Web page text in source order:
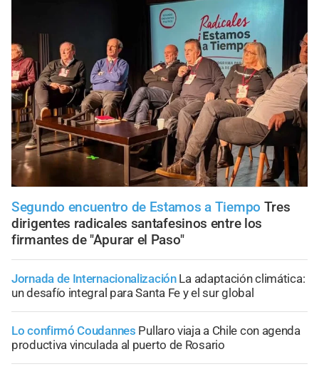
Segundo encuentro de Estamos a Tiempo Tres
dirigentes radicales santafesinos entre los
firmantes de "Apurar el Paso"
Jornada de Internacionalización La adaptación climática:
un desafío integral para Santa Fe y el sur global
Lo confirmó Coudannes Pullaro viaja a Chile con agenda
productiva vinculada al puerto de Rosario